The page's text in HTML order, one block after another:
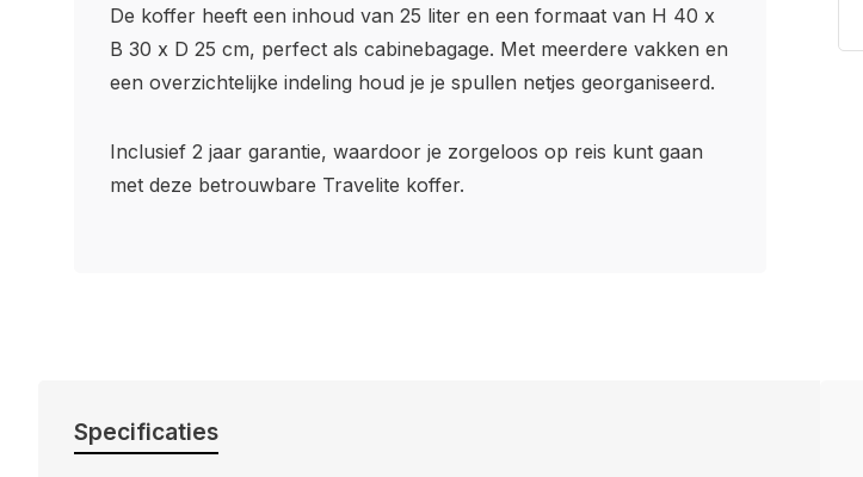
De koffer heeft een inhoud van 25 liter en een formaat van H 40 x
B 30 x D 25 cm, perfect als cabinebagage. Met meerdere vakken en
een overzichtelijke indeling houd je je spullen netjes georganiseerd.
Inclusief 2 jaar garantie, waardoor je zorgeloos op reis kunt gaan
met deze betrouwbare Travelite koffer.
Specificaties